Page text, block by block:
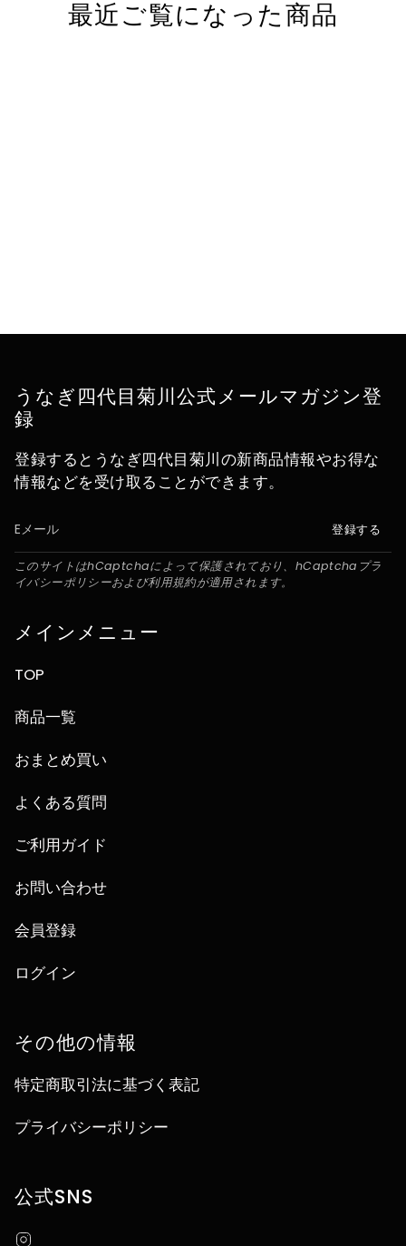
最近ご覧になった商品
うなぎ四代目菊川公式メールマガジン登
録
登録するとうなぎ四代目菊川の新商品情報やお得な
情報などを受け取ることができます。
登録する
このサイトはhCaptchaによって保護されており、hCaptcha プラ
イバシーポリシーおよび利用規約が適用されます。
メインメニュー
TOP
商品一覧
おまとめ買い
よくある質問
ご利用ガイド
お問い合わせ
会員登録
ログイン
その他の情報
特定商取引法に基づく表記
プライバシーポリシー
公式SNS